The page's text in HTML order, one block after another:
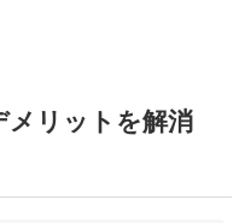
リットを解消